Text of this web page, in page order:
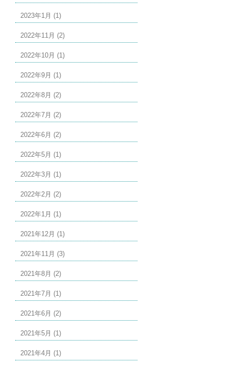
2023年1月 (1)
2022年11月 (2)
2022年10月 (1)
2022年9月 (1)
2022年8月 (2)
2022年7月 (2)
2022年6月 (2)
2022年5月 (1)
2022年3月 (1)
2022年2月 (2)
2022年1月 (1)
2021年12月 (1)
2021年11月 (3)
2021年8月 (2)
2021年7月 (1)
2021年6月 (2)
2021年5月 (1)
2021年4月 (1)